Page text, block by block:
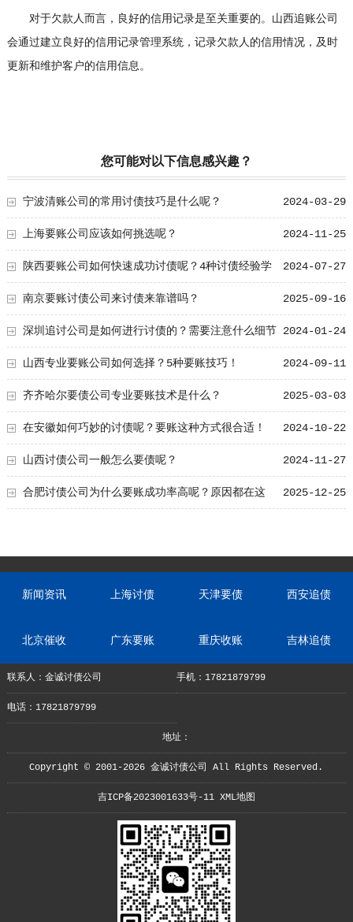
对于欠款人而言，良好的信用记录是至关重要的。山西追账公司
会通过建立良好的信用记录管理系统，记录欠款人的信用情况，及时
更新和维护客户的信用信息。
您可能对以下信息感兴趣？
2024-03-29
宁波清账公司的常用讨债技巧是什么呢？
2024-11-25
上海要账公司应该如何挑选呢？
2024-07-27
陕西要账公司如何快速成功讨债呢？4种讨债经验学
习！ 2025-09-16
南京要账讨债公司来讨债来靠谱吗？
2024-01-24
深圳追讨公司是如何进行讨债的？需要注意什么细节
2024-09-11
山西专业要账公司如何选择？5种要账技巧！
2025-03-03
齐齐哈尔要债公司专业要账技术是什么？
2024-10-22
在安徽如何巧妙的讨债呢？要账这种方式很合适！
2024-11-27
山西讨债公司一般怎么要债呢？
2025-12-25
合肥讨债公司为什么要账成功率高呢？原因都在这
新闻资讯 上海讨债 天津要债 西安追债
北京催收 广东要账 重庆收账 吉林追债
联系人：金诚讨债公司 手机：17821879799
电话：17821879799
地址：
Copyright © 2001-2026 金诚讨债公司 All Rights Reserved.
吉ICP备2023001633号-11 XML地图